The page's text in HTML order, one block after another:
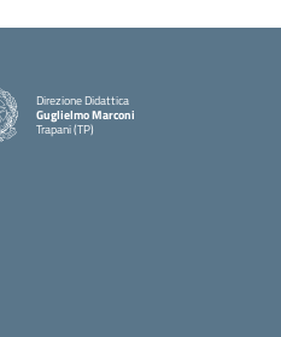
Direzione Didattica
Guglielmo Marconi
Trapani (TP)